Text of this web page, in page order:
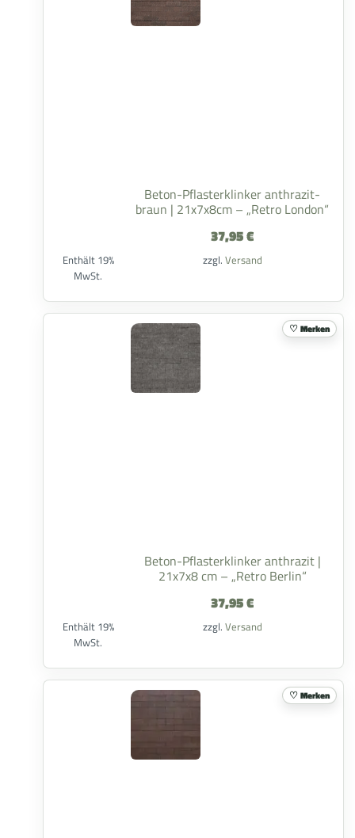
Beton-Pflasterklinker anthrazit-
braun | 21x7x8cm – „Retro London“
37,95€
Enthält 19%
MwSt.
zzgl. Versand
Beton-Pflasterklinker anthrazit |
21x7x8 cm – „Retro Berlin“
37,95€
Enthält 19%
MwSt.
zzgl. Versand
Merken
Merken